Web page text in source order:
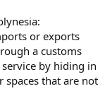
or exports
a customs
by hiding in
spaces that are not